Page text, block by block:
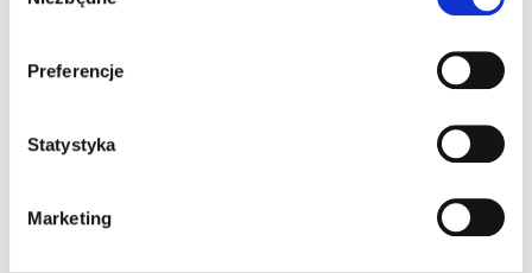
Preferencje
Statystyka
Marketing